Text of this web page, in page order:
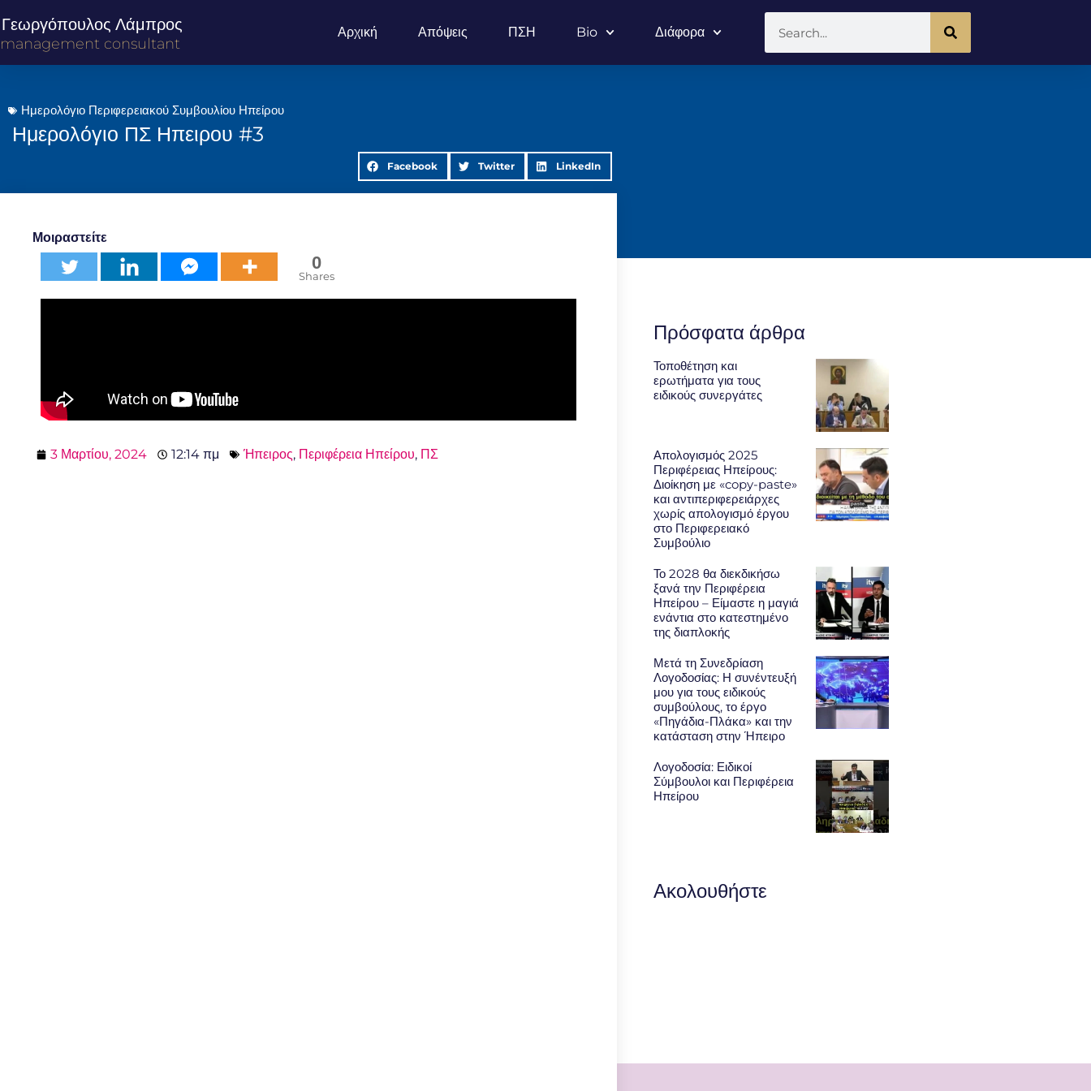
Γεωργόπουλος Λάμπρος
management consultant
Αρχική Απόψεις ΠΣΗ Bio Διάφορα
Ημερολόγιο Περιφερειακού Συμβουλίου Ηπείρου
Ημερολόγιο ΠΣ Ηπειρου #3
Facebook Twitter LinkedIn
Μοιραστείτε
0
Shares
3 Μαρτίου, 2024 12:14 πμ Ήπειρος, Περιφέρεια Ηπείρου, ΠΣ
Πρόσφατα άρθρα
Τοποθέτηση και
ερωτήματα για τους
ειδικούς συνεργάτες
Απολογισμός 2025
Περιφέρειας Ηπείρους:
Διοίκηση με «copy-paste»
και αντιπεριφερειάρχες
χωρίς απολογισμό έργου
στο Περιφερειακό
Συμβούλιο
Το 2028 θα διεκδικήσω
ξανά την Περιφέρεια
Ηπείρου – Είμαστε η μαγιά
ενάντια στο κατεστημένο
της διαπλοκής
Μετά τη Συνεδρίαση
Λογοδοσίας: Η συνέντευξή
μου για τους ειδικούς
συμβούλους, το έργο
«Πηγάδια-Πλάκα» και την
κατάσταση στην Ήπειρο
Λογοδοσία: Ειδικοί
Σύμβουλοι και Περιφέρεια
Ηπείρου
Ακολουθήστε